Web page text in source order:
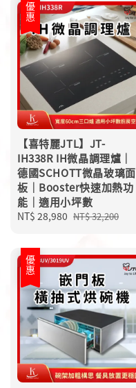
優惠
【喜特麗JTL】JT-
IH338R IH微晶調理爐｜
德國SCHOTT微晶玻璃面
板｜Booster快速加熱功
能｜適用小坪數
Sale
NT$ 28,980 Regular
NT$ 32,200
優惠